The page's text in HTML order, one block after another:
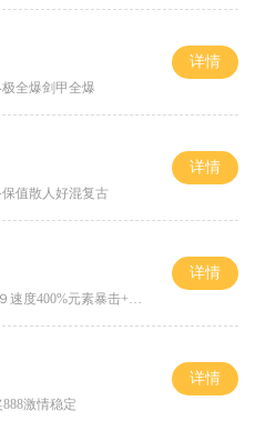
全爆剑甲全爆
详情
值散人好混复古
详情
度400%元素暴击+６６
详情
激情稳定
详情